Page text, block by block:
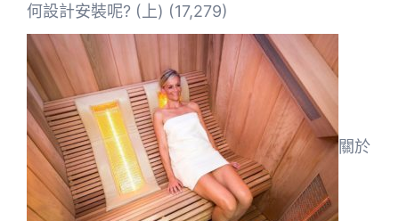
何設計安裝呢? (上) (17,279)
關於